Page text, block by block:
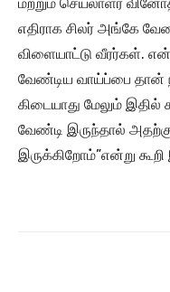
எதிராக சிலர் அங்கே
விளையாட்டு வீரர்கள்.
வேண்டிய வாய்ப்பை தான்
கிடையாது மேலும்
வேண்டி இருந்தால்
இருக்கிறோம்”என்று கூறி